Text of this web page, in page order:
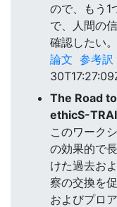
ので、もう1
で、人間の
確認したい。
論文 参考訳
The Road
ethicS-
このワーク
の効果的で
けた過去お
察の交換を
およびプロ